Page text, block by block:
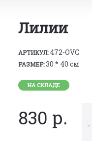
Лилии
АРТИКУЛ:472-OVC
РАЗМЕР:30 * 40 см
НА СКЛАДЕ
830 р. -